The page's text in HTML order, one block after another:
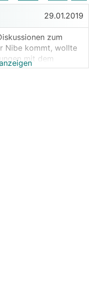
29.01.2019
zum
Nibe kommt, wollte
mit dem
Basis von im Netz